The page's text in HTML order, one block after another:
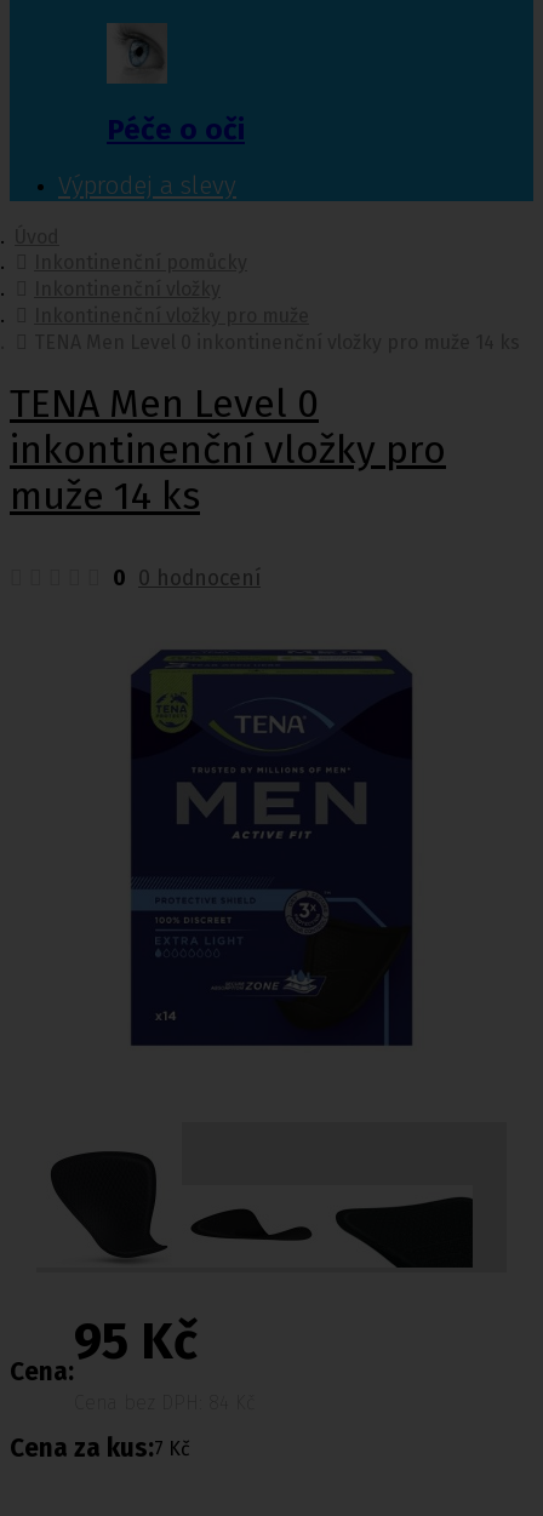
Péče o oči
Výprodej a slevy
TENA Men Level 0
inkontinenční vložky pro
muže 14 ks
0 0 hodnocení
Cena:
95 Kč
Cena za kus:7 Kč